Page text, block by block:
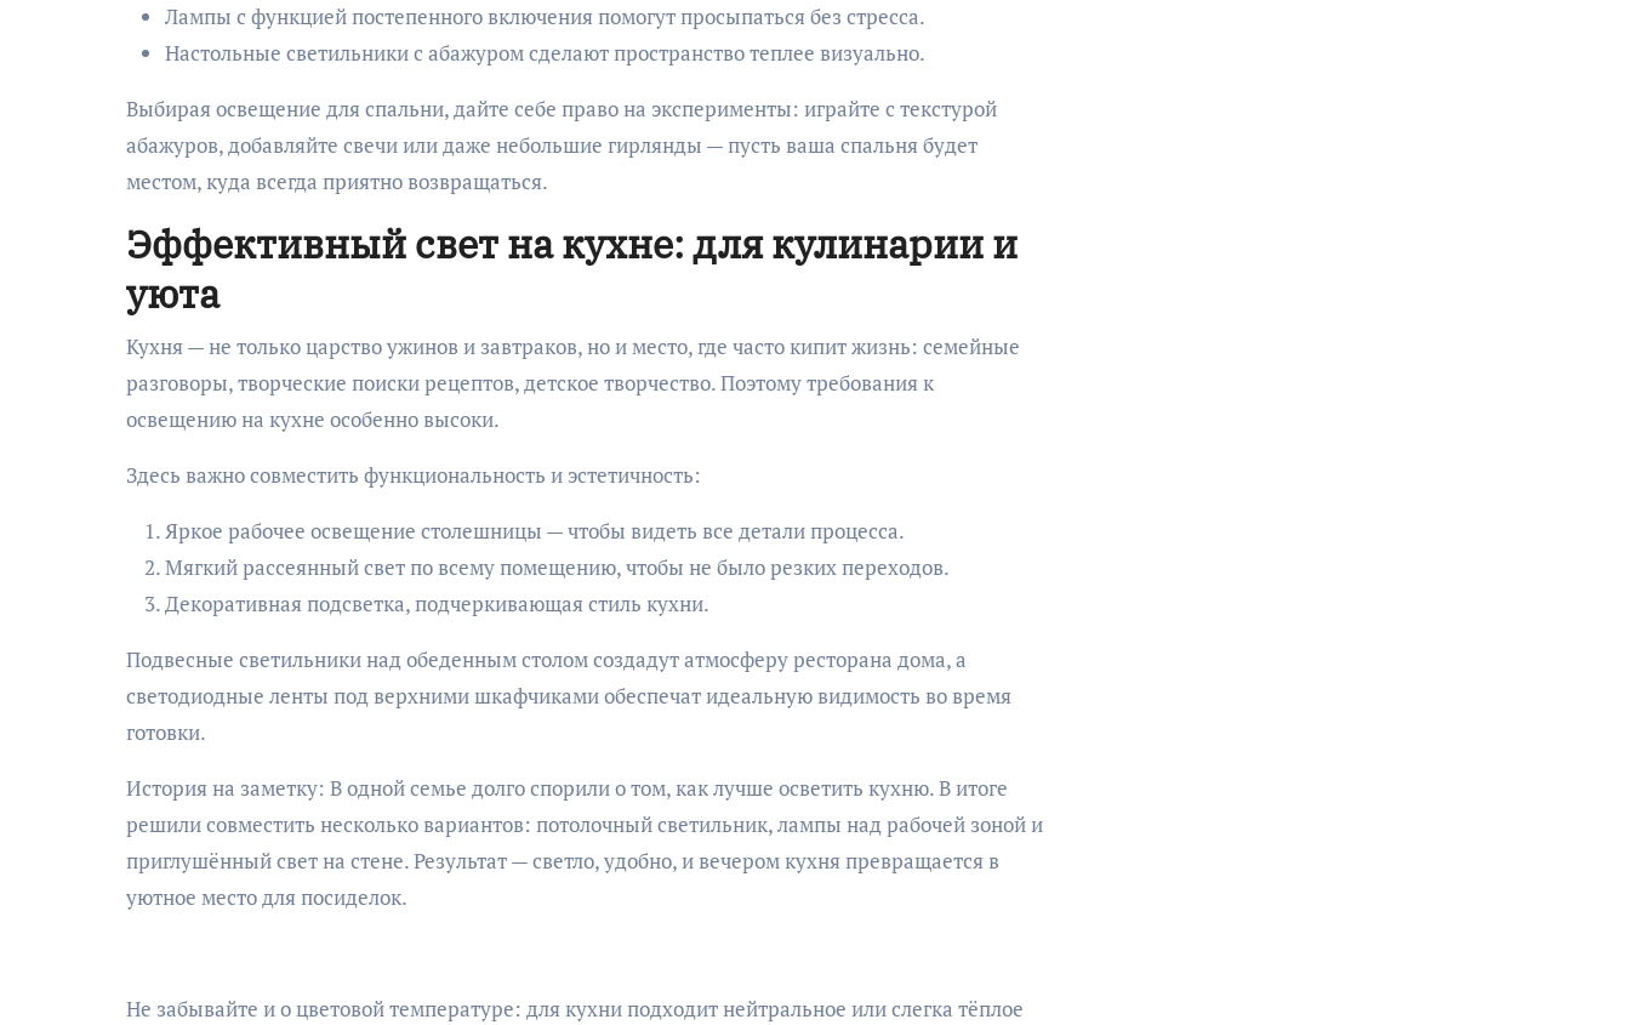
Лампы с функцией постепенного включения помогут просыпаться без стресса.
Настольные светильники с абажуром сделают пространство теплее визуально.
Выбирая освещение для спальни, дайте себе право на эксперименты: играйте с текстурой
абажуров, добавляйте свечи или даже небольшие гирлянды — пусть ваша спальня будет
местом, куда всегда приятно возвращаться.
Эффективный свет на кухне: для кулинарии и
уюта
Кухня — не только царство ужинов и завтраков, но и место, где часто кипит жизнь: семейные
разговоры, творческие поиски рецептов, детское творчество. Поэтому требования к
освещению на кухне особенно высоки.
Здесь важно совместить функциональность и эстетичность:
Яркое рабочее освещение столешницы — чтобы видеть все детали процесса.
Мягкий рассеянный свет по всему помещению, чтобы не было резких переходов.
Декоративная подсветка, подчеркивающая стиль кухни.
Подвесные светильники над обеденным столом создадут атмосферу ресторана дома, а
светодиодные ленты под верхними шкафчиками обеспечат идеальную видимость во время
готовки.
История на заметку: В одной семье долго спорили о том, как лучше осветить кухню. В итоге
решили совместить несколько вариантов: потолочный светильник, лампы над рабочей зоной и
приглушённый свет на стене. Результат — светло, удобно, и вечером кухня превращается в
уютное место для посиделок.
Не забывайте и о цветовой температуре: для кухни подходит нейтральное или слегка тёплое